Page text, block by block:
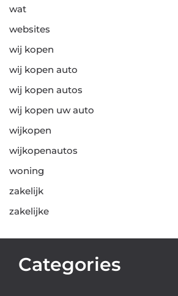
wat
websites
wij kopen
wij kopen auto
wij kopen autos
wij kopen uw auto
wijkopen
wijkopenautos
woning
zakelijk
zakelijke
Categories